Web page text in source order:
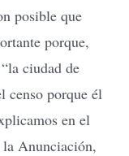
posible que
porque,
ciudad de
censo porque él
en el
Anunciación,